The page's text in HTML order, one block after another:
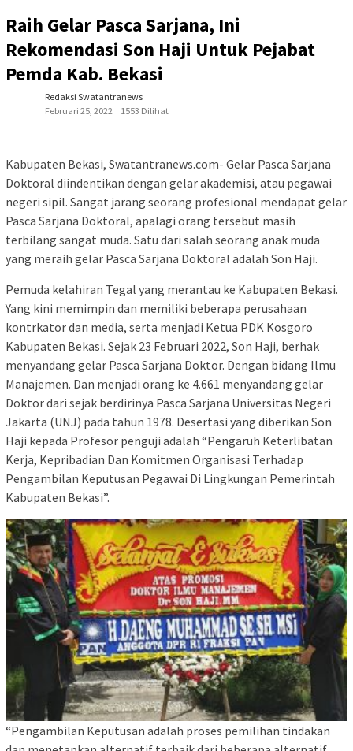
Raih Gelar Pasca Sarjana, Ini
Rekomendasi Son Haji Untuk Pejabat
Pemda Kab. Bekasi
Redaksi Swatantranews
Februari 25, 2022
1553 Dilihat
Kabupaten Bekasi, Swatantranews.com- Gelar Pasca Sarjana
Doktoral diindentikan dengan gelar akademisi, atau pegawai
negeri sipil. Sangat jarang seorang profesional mendapat gelar
Pasca Sarjana Doktoral, apalagi orang tersebut masih
terbilang sangat muda. Satu dari salah seorang anak muda
yang meraih gelar Pasca Sarjana Doktoral adalah Son Haji.
Pemuda kelahiran Tegal yang merantau ke Kabupaten Bekasi.
Yang kini memimpin dan memiliki beberapa perusahaan
kontrkator dan media, serta menjadi Ketua PDK Kosgoro
Kabupaten Bekasi. Sejak 23 Februari 2022, Son Haji, berhak
menyandang gelar Pasca Sarjana Doktor. Dengan bidang Ilmu
Manajemen. Dan menjadi orang ke 4.661 menyandang gelar
Doktor dari sejak berdirinya Pasca Sarjana Universitas Negeri
Jakarta (UNJ) pada tahun 1978. Desertasi yang diberikan Son
Haji kepada Profesor penguji adalah “Pengaruh Keterlibatan
Kerja, Kepribadian Dan Komitmen Organisasi Terhadap
Pengambilan Keputusan Pegawai Di Lingkungan Pemerintah
Kabupaten Bekasi”.
“Pengambilan Keputusan adalah proses pemilihan tindakan